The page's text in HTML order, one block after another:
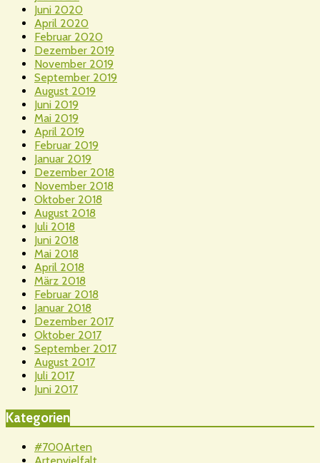
Juni 2020
April 2020
Februar 2020
Dezember 2019
November 2019
September 2019
August 2019
Juni 2019
Mai 2019
April 2019
Februar 2019
Januar 2019
Dezember 2018
November 2018
Oktober 2018
August 2018
Juli 2018
Juni 2018
Mai 2018
April 2018
März 2018
Februar 2018
Januar 2018
Dezember 2017
Oktober 2017
September 2017
August 2017
Juli 2017
Juni 2017
Kategorien
#700Arten